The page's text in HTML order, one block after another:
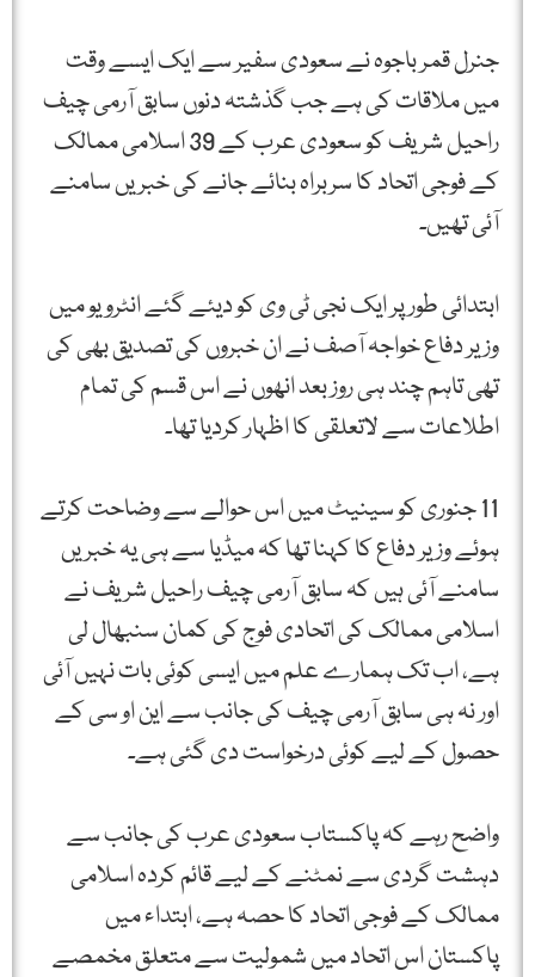
جنرل قمر باجوہ نے سعودی سفیر سے ایک ایسے وقت
میں ملاقات کی ہے جب گذشتہ دنوں سابق آرمی چیف
راحیل شریف کو سعودی عرب کے 39 اسلامی ممالک
کے فوجی اتحاد کا سربراہ بنائے جانے کی خبریں سامنے
آئی تھیں۔
ابتدائی طور پر ایک نجی ٹی وی کو دیئے گئے انٹرویو میں
وزیر دفاع خواجہ آصف نے ان خبروں کی تصدیق بھی کی
تھی تاہم چند ہی روز بعد انھوں نے اس قسم کی تمام
اطلاعات سے لاتعلقی کا اظہار کردیا تھا۔
11 جنوری کو سینیٹ میں اس حوالے سے وضاحت کرتے
ہوئے وزیر دفاع کا کہنا تھا کہ میڈیا سے ہی یہ خبریں
سامنے آئی ہیں کہ سابق آرمی چیف راحیل شریف نے
اسلامی ممالک کی اتحادی فوج کی کمان سنبھال لی
ہے، اب تک ہمارے علم میں ایسی کوئی بات نہیں آئی
اور نہ ہی سابق آرمی چیف کی جانب سے این او سی کے
حصول کے لیے کوئی درخواست دی گئی ہے۔
واضح رہے کہ پاکستاب سعودی عرب کی جانب سے
دہشت گردی سے نمٹنے کے لیے قائم کردہ اسلامی
ممالک کے فوجی اتحاد کا حصہ ہے، ابتداء میں
پاکستان اس اتحاد میں شمولیت سے متعلق مخمصے